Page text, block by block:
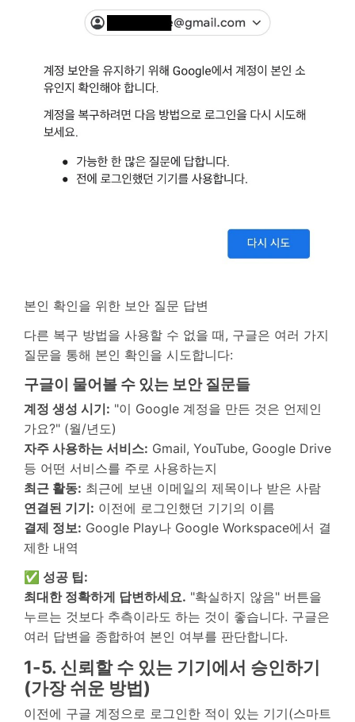
본인 확인을 위한 보안 질문 답변
다른 복구 방법을 사용할 수 없을 때, 구글은 여러 가지
질문을 통해 본인 확인을 시도합니다:
구글이 물어볼 수 있는 보안 질문들
계정 생성 시기: "이 Google 계정을 만든 것은 언제인
가요?" (월/년도)
자주 사용하는 서비스: Gmail, YouTube, Google Drive
등 어떤 서비스를 주로 사용하는지
최근 활동: 최근에 보낸 이메일의 제목이나 받은 사람
연결된 기기: 이전에 로그인했던 기기의 이름
결제 정보: Google Play나 Google Workspace에서 결
제한 내역
✅ 성공 팁:
최대한 정확하게 답변하세요. "확실하지 않음" 버튼을
누르는 것보다 추측이라도 하는 것이 좋습니다. 구글은
여러 답변을 종합하여 본인 여부를 판단합니다.
1-5. 신뢰할 수 있는 기기에서 승인하기
(가장 쉬운 방법)
이전에 구글 계정으로 로그인한 적이 있는 기기(스마트